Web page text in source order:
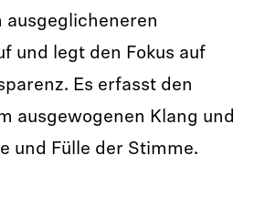
und legt den Fokus auf
Es erfasst den
ausgewogenen Klang und
und Fülle der Stimme.